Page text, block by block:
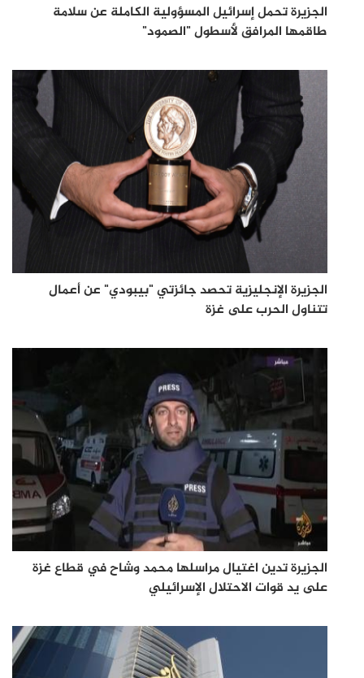
الجزيرة تحمل إسرائيل المسؤولية الكاملة عن سلامة
طاقمها المرافق لأسطول "الصمود"
الجزيرة الإنجليزية تحصد جائزتي "بيبودي" عن أعمال
تتناول الحرب على غزة
الجزيرة تدين اغتيال مراسلها محمد وشاح في قطاع غزة
على يد قوات الاحتلال الإسرائيلي